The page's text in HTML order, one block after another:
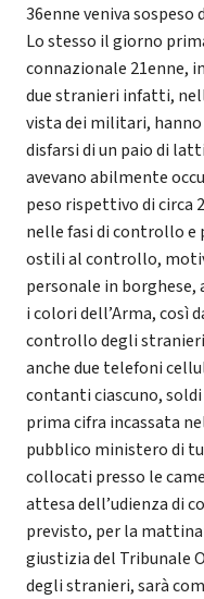
36enne veniva
Lo stesso il giorno
connazionale 21enne,
due stranieri infatti,
vista dei militari,
disfarsi di un paio di
avevano abilmente
peso rispettivo di circa
nelle fasi di controllo e
ostili al controllo,
personale in borghese,
i colori dell’Arma, così
controllo degli
anche due telefoni
contanti ciascuno,
prima cifra incassata
pubblico ministero di
collocati presso le
attesa dell’udienza di
previsto, per la
giustizia del Tribunale
degli stranieri, sarà